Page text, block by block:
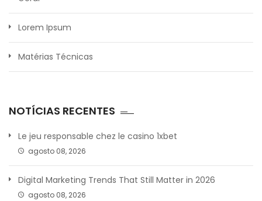
Lorem Ipsum
Matérias Técnicas
NOTÍCIAS RECENTES
Le jeu responsable chez le casino 1xbet
agosto 08, 2026
Digital Marketing Trends That Still Matter in 2026
agosto 08, 2026